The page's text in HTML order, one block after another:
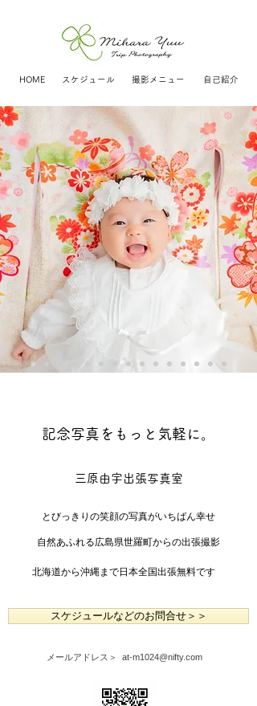
HOME スケジュール 撮影メニュー 自己紹介
記念写真をもっと気軽に。
三原由宇出張写真室
とびっきりの笑顔の写真がいちばん幸せ
自然あふれる広島県世羅町からの出張撮影
北海道から沖縄まで日本全国出張無料です
スケジュールなどのお問合せ＞＞
​メールアドレス＞ at-m1024@nifty.com